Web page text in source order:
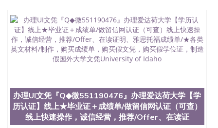
供许多相应科系的实习机会。无论是加州大学系统
(UC)，还是加州州立大学系统(CSU), 圣何塞州立大学
都占据着加州所有大学中的地理位置。 圣何塞州立大
学座落于硅谷(Silicon Valley), 于附近的旧金山-圣何塞
地区为全美的重要科技中心。约有学生三万人，超过
子工程学，工商管理学，艺术设计，和航空学等，深
受性肯定及好评；而各种大学部和研究所的商学课程
也吸引了众多不同国家的专业人士前来研究与学习。
二、办理流程： 1、收集客户办理信息； 2、客户付
定金下单； 3、公司确认到账转制作点做电子图；
办理UI文凭『Q◆微551190476』办理爱达荷大学【学
历认证】线上★毕业证＋成绩单/做留信网认证（可查）
线上快速操作，诚信经营，推荐/Offer、在读证